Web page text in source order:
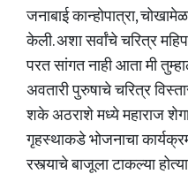
जनाबाई कान्होपात्रा,
केली. अशा सर्वांचे चरित्र
परत सांगत नाही आता मी
अवतारी पुरुषाचे चरित्र
शके अठराशे मध्ये महाराज
गृहस्थाकडे भोजनाचा
रस्त्याचे बाजूला टाकल्या